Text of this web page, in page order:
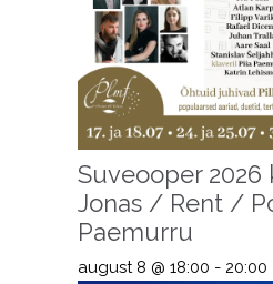
Suveooper 2026
Jonas / Rent /
Paemurru
august 8 @ 18:00 - 20:00